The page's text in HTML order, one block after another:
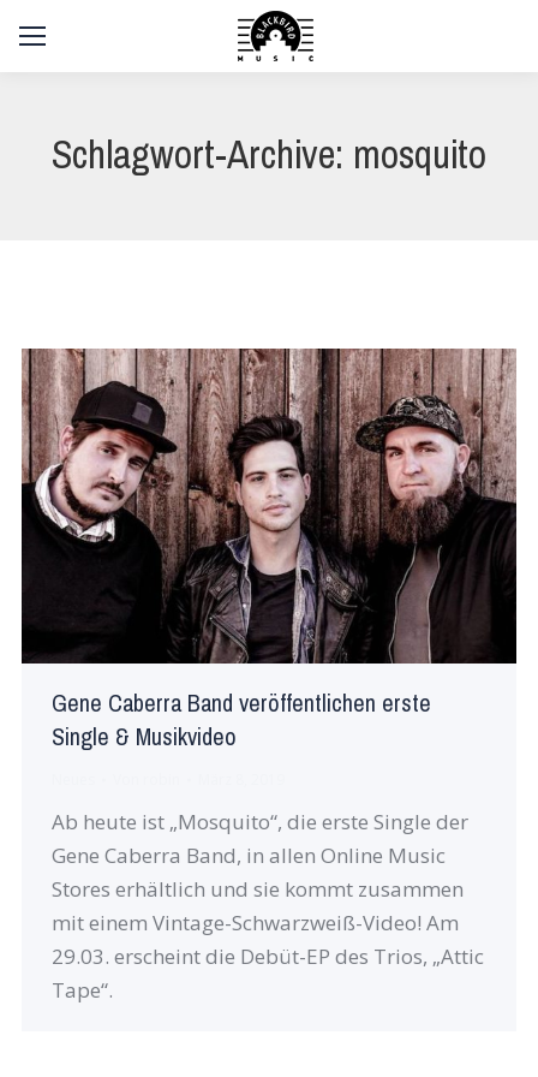
Schlagwort-Archive:mosquito
Gene Caberra Band veröffentlichen erste
Single & Musikvideo
Ab heute ist „Mosquito“, die erste Single der
Gene Caberra Band, in allen Online Music
Stores erhältlich und sie kommt zusammen
mit einem Vintage-Schwarzweiß-Video! Am
29.03. erscheint die Debüt-EP des Trios, „Attic
Tape“.